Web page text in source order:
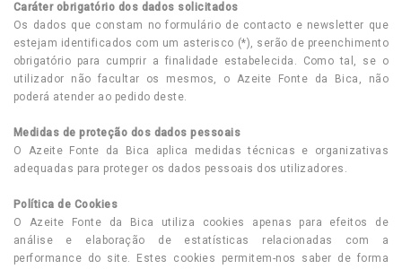
Caráter obrigatório dos dados solicitados
Os dados que constam no formulário de contacto e newsletter que
estejam identificados com um asterisco (*), serão de preenchimento
obrigatório para cumprir a finalidade estabelecida. Como tal, se o
utilizador não facultar os mesmos, o Azeite Fonte da Bica, não
poderá atender ao pedido deste.
Medidas de proteção dos dados pessoais
O Azeite Fonte da Bica aplica medidas técnicas e organizativas
adequadas para proteger os dados pessoais dos utilizadores.
Política de Cookies
O Azeite Fonte da Bica utiliza cookies apenas para efeitos de
análise e elaboração de estatísticas relacionadas com a
performance do site. Estes cookies permitem-nos saber de forma